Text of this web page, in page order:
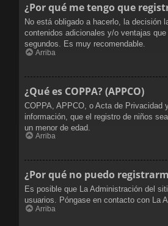
¿Por qué me tengo que
No está obligado a hacerlo, la decisión
contenidos adicionales y/o ventajas
segundos. Es muy recomendable.
Arriba
¿Qué es COPPA? (APPCO)
COPPA, APPCO, o Acta de Privacidad
información, que el registro de niños
un menor de edad.
Arriba
¿Por qué no puedo
Es posible que La Administración del
usuarios. Póngase en contacto con La
Arriba